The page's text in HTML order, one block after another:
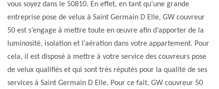
vous soyez dans le 50810. En effet, en tant qu’une grande
entreprise pose de velux à Saint Germain D Elle, GW couvreur
50 est s’engage à mettre toute en œuvre afin d’apporter de la
luminosité, isolation et l’aération dans votre appartement. Pour
cela, il est disposé à mettre à votre service des couvreurs pose
de velux qualifiés et qui sont très réputés pour la qualité de ses
services à Saint Germain D Elle. Pour ce fait, GW couvreur 50